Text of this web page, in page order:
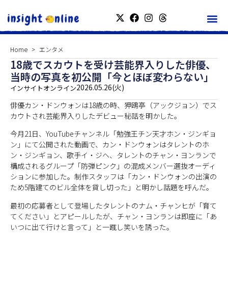
Home エンタメ
18歳でスカウトを受け芸能界入りした俳優、
当時の写真を初公開「今とほぼ変わらない」
インサイトオンライン2026.05.26(火)
俳優カン・ドンウォンは18歳の時、狎鴎亭（アックジョン）でス
カウトされ芸能界入りしたデビュー秘話を明かした。
今月21日、YouTubeチャンネル「勉強王チン天才ホン・ジンギョ
ン」にて公開された動画で、カン・ドンウォンはタレントのホ
ン・ジンギョン、歌手イ・ジヘ、タレントのチャン・ヨンランで
構成されるグループ「防弾ピンク」の混成メンバー選抜オーディ
ションに参加した。制作スタッフは「カン・ドンウォンの出演の
ため5階建てのビル全体を貸し切った」と明かし話題を呼んだ。
最初の応募者として登場したタレントのナム・チャンヒが「育て
てください」とアピールしたが、チャン・ヨンランは即座に「あ
いつに出て行けと言って」と一蹴し笑いを誘った。